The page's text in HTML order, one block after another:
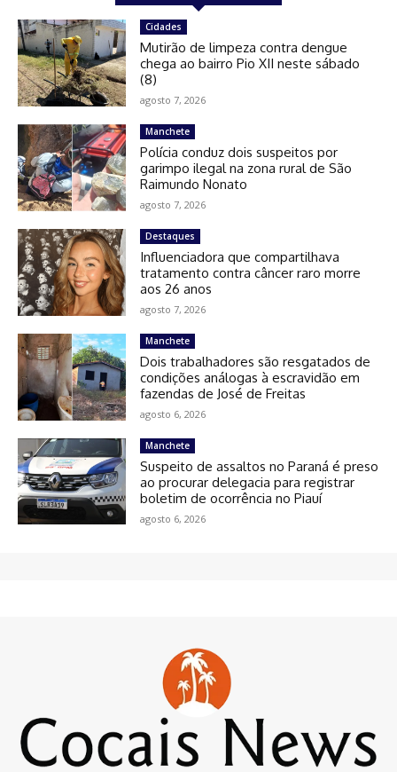
Cidades
Mutirão de limpeza contra dengue
chega ao bairro Pio XII neste sábado
(8)
agosto 7, 2026
Manchete
Polícia conduz dois suspeitos por
garimpo ilegal na zona rural de São
Raimundo Nonato
agosto 7, 2026
Destaques
Influenciadora que compartilhava
tratamento contra câncer raro morre
aos 26 anos
agosto 7, 2026
Manchete
Dois trabalhadores são resgatados de
condições análogas à escravidão em
fazendas de José de Freitas
agosto 6, 2026
Manchete
Suspeito de assaltos no Paraná é preso
ao procurar delegacia para registrar
boletim de ocorrência no Piauí
agosto 6, 2026